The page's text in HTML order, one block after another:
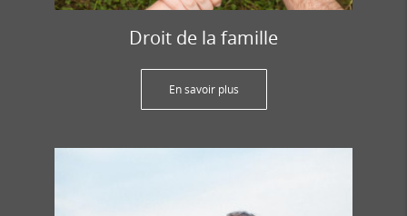
Droit de la famille
En savoir plus